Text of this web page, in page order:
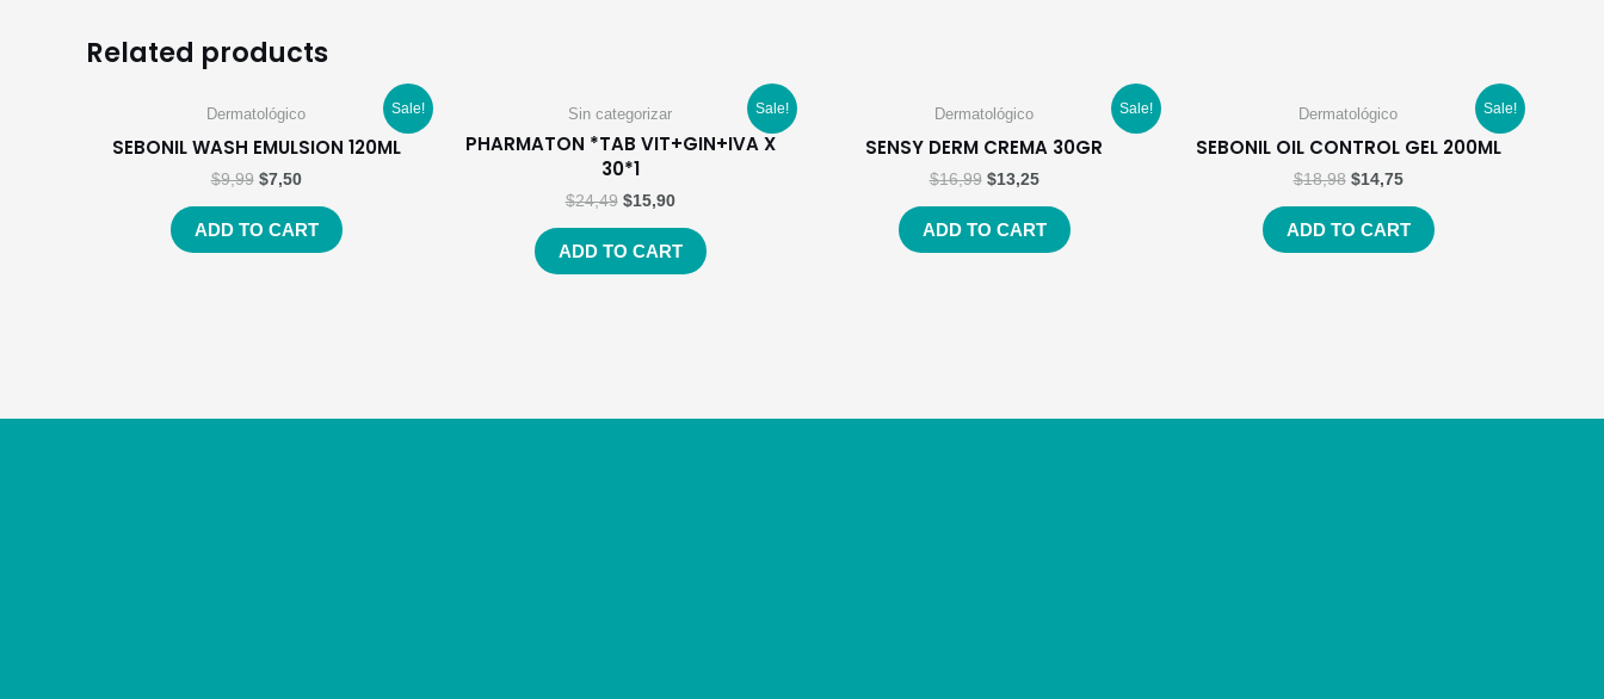
Related products
Sale!
Dermatológico
SEBONIL WASH EMULSION 120ML
$9,99 $7,50
ADD TO CART
Sale!
Sin categorizar
PHARMATON *TAB VIT+GIN+IVA X
30*1
$24,49 $15,90
ADD TO CART
Sale!
Dermatológico
SENSY DERM CREMA 30GR
$16,99 $13,25
ADD TO CART
Sale!
Dermatológico
SEBONIL OIL CONTROL GEL 200ML
$18,98 $14,75
ADD TO CART